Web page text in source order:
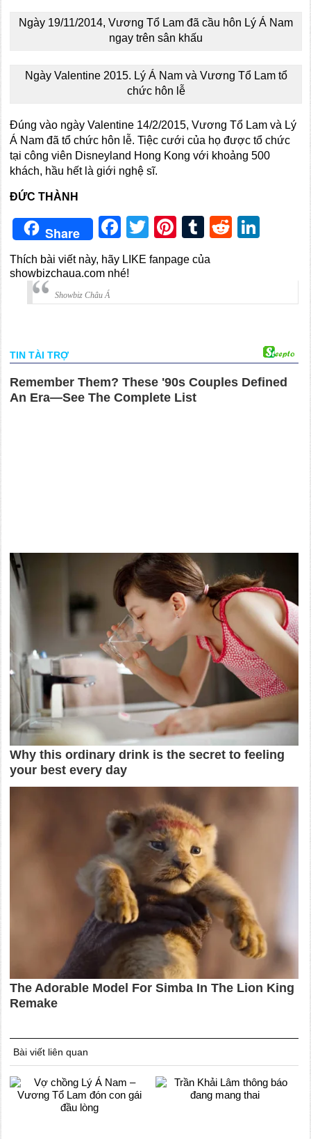
Ngày 19/11/2014, Vương Tổ Lam đã cầu hôn Lý Á Nam
ngay trên sân khấu
Ngày Valentine 2015. Lý Á Nam và Vương Tổ Lam tổ
chức hôn lễ
Đúng vào ngày Valentine 14/2/2015, Vương Tổ Lam và Lý
Á Nam đã tổ chức hôn lễ. Tiệc cưới của họ được tổ chức
tại công viên Disneyland Hong Kong với khoảng 500
khách, hầu hết là giới nghệ sĩ.
ĐỨC THÀNH
Share Facebook
TwitterPinterest
TumblrReddit
Thích bài viết này, hãy LIKE fanpage của
showbizchaua.com nhé!
Showbiz Châu Á
Bài viết liên quan